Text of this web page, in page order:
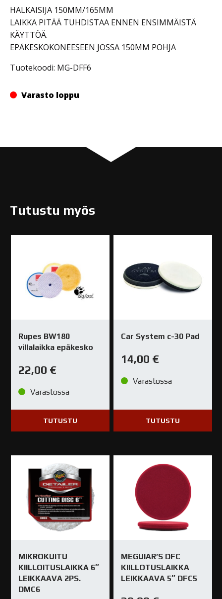
HALKAISIJA 150MM/165MM
LAIKKA PITÄÄ TUHDISTAA ENNEN ENSIMMÄISTÄ
KÄYTTÖÄ.
EPÄKESKOKONEESEEN JOSSA 150MM POHJA
Tuotekoodi: MG-DFF6
Varasto loppu
Tutustu myös
Rupes BW180
villalaikka epäkesko
22,00 €
Varastossa
TUTUSTU
Car System c-30 Pad
14,00 €
Varastossa
TUTUSTU
MIKROKUITU
KIILLOITUSLAIKKA 6″
LEIKKAAVA 2PS.
DMC6
MEGUIAR’S DFC
KIILLOTUSLAIKKA
LEIKKAAVA 5″ DFC5